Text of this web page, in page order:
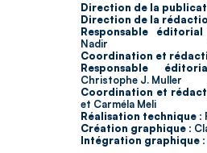
Direction de la
Direction de la
Responsable
Nadir
Coordination et
Responsable
Christophe J. Muller
Coordination et
et Carméla Meli
Réalisation technique :
Création graphique :
Intégration graphique :